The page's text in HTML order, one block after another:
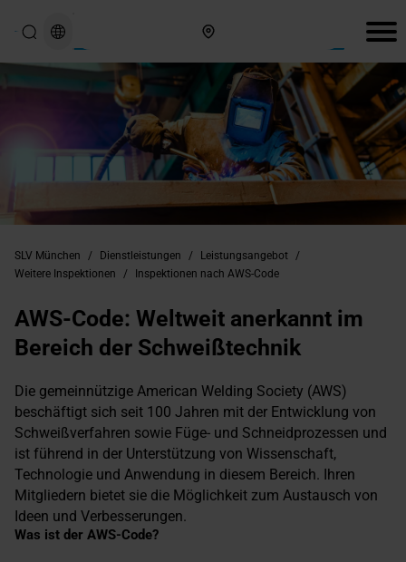
SLV München / Dienstleistungen / Leistungsangebot
/
Weitere Inspektionen
/ Inspektionen nach AWS-Code
AWS-Code: Weltweit anerkannt im
Bereich der Schweißtechnik
Die gemeinnützige American Welding Society (AWS)
beschäftigt sich seit 100 Jahren mit der Entwicklung von
Schweißverfahren sowie Füge- und Schneidprozessen und
ist führend in der Unterstützung von Wissenschaft,
Technologie und Anwendung in diesem Bereich. Ihren
Mitgliedern bietet sie die Möglichkeit zum Austausch von
Ideen und Verbesserungen.
Was ist der AWS-Code?